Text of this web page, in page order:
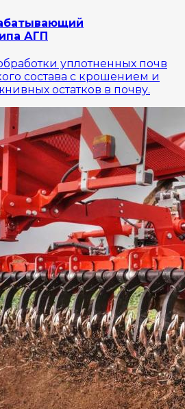
АГП
уплотненных почв
состава с крошением и
остатков в почву.